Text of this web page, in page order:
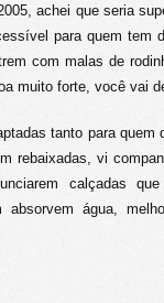
achei que seria
para quem tem
com malas de
muito forte, você vai
tanto para quem
rebaixadas, vi
calçadas
água,